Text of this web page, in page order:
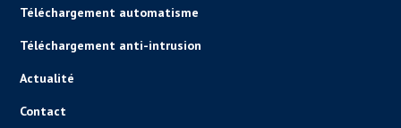
Téléchargement automatisme
Téléchargement anti-intrusion
Actualité
Contact